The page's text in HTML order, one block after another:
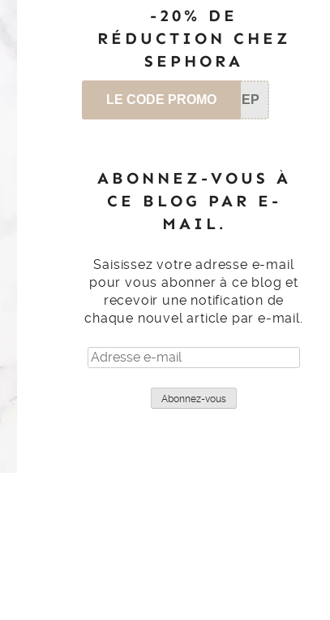
-20% DE
RÉDUCTION CHEZ
SEPHORA
LE CODE PROMO SEP
ABONNEZ-VOUS À
CE BLOG PAR E-
MAIL.
Saisissez votre adresse e-mail
pour vous abonner à ce blog et
recevoir une notification de
chaque nouvel article par e-mail.
Adresse
e-
Abonnez-vous